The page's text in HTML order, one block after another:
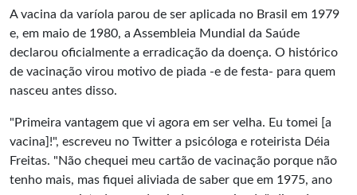
A vacina da varíola parou de ser aplicada no Brasil em 1979
e, em maio de 1980, a Assembleia Mundial da Saúde
declarou oficialmente a erradicação da doença. O histórico
de vacinação virou motivo de piada -e de festa- para quem
nasceu antes disso.
"Primeira vantagem que vi agora em ser velha. Eu tomei [a
vacina]!", escreveu no Twitter a psicóloga e roteirista Déia
Freitas. "Não chequei meu cartão de vacinação porque não
tenho mais, mas fiquei aliviada de saber que em 1975, ano